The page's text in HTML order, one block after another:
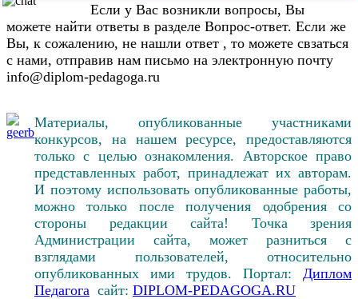
Если у Вас возникли вопросы, Вы
можете найти ответы в разделе Вопрос-ответ. Если же
Вы, к сожалению, не нашли ответ , то можете свзаться
с нами, отправив нам письмо на электронную почту
info@diplom-pedagoga.ru
Материалы, опубликованные участниками
конкурсов, на нашем ресурсе, предоставляются
только с целью ознакомления. Авторское право
представленных работ, принадлежат их авторам.
И поэтому использовать опубликованные работы,
можно только после получения одобрения со
стороны редакции сайта! Точка зрения
Администрации сайта, может разниться с
взглядами пользователей, относительно
опубликованных ими трудов. Портал: Диплом
Педагога сайт: DIPLOM-PEDAGOGA.RU